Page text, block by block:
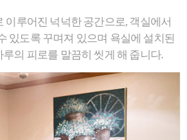
이루어진 넉넉한 공간으로, 객실에서
있도록 꾸며져 있으며 욕실에 설치된
의 피로를 말끔히 씻게 해 줍니다.